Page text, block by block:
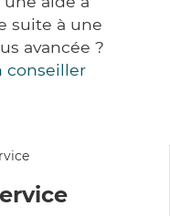
suite à une
avancée ?
conseiller